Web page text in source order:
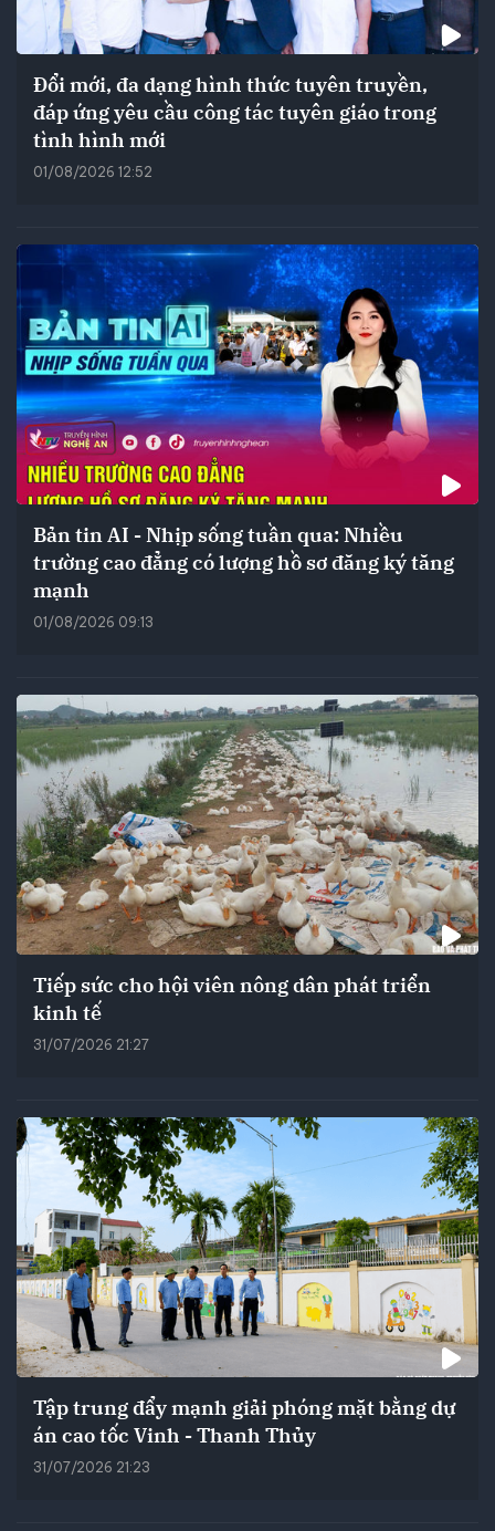
Đổi mới, đa dạng hình thức tuyên truyền,
đáp ứng yêu cầu công tác tuyên giáo trong
tình hình mới
01/08/2026 12:52
Bản tin AI - Nhịp sống tuần qua: Nhiều
trường cao đẳng có lượng hồ sơ đăng ký tăng
mạnh
01/08/2026 09:13
Tiếp sức cho hội viên nông dân phát triển
kinh tế
31/07/2026 21:27
Tập trung đẩy mạnh giải phóng mặt bằng dự
án cao tốc Vinh - Thanh Thủy
31/07/2026 21:23